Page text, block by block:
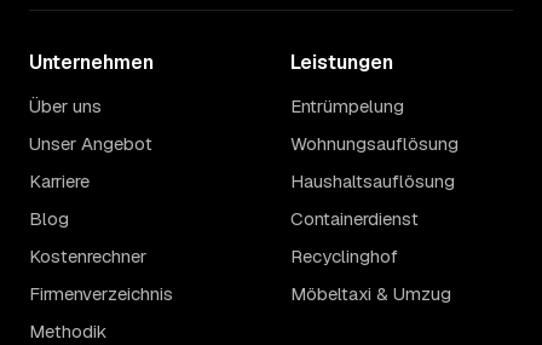
Unternehmen
Über uns
Unser Angebot
Karriere
Blog
Kostenrechner
Firmenverzeichnis
Methodik
Leistungen
Entrümpelung
Wohnungsauflösung
Haushaltsauflösung
Containerdienst
Recyclinghof
Möbeltaxi & Umzug